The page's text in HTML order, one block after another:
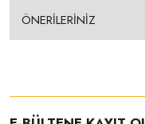
ÖNERİLERİNİZ